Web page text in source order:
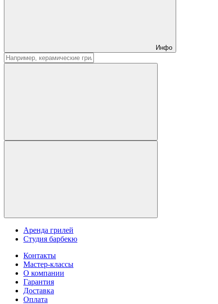
Инфо
Аренда грилей
Студия барбекю
Контакты
Мастер-классы
О компании
Гарантия
Доставка
Оплата